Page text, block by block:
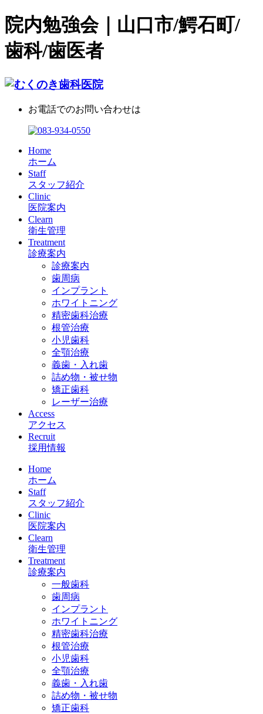
院内勉強会｜山口市/鰐石町/
歯科/歯医者
お電話でのお問い合わせは
Home
ホーム
Staff
スタッフ紹介
Clinic
医院案内
Clearn
衛生管理
Treatment
診療案内
診療案内
歯周病
インプラント
ホワイトニング
精密歯科治療
根管治療
小児歯科
全顎治療
義歯・入れ歯
詰め物・被せ物
矯正歯科
レーザー治療
Access
アクセス
Recruit
採用情報
Home
ホーム
Staff
スタッフ紹介
Clinic
医院案内
Clearn
衛生管理
Treatment
診療案内
一般歯科
歯周病
インプラント
ホワイトニング
精密歯科治療
根管治療
小児歯科
全顎治療
義歯・入れ歯
詰め物・被せ物
矯正歯科